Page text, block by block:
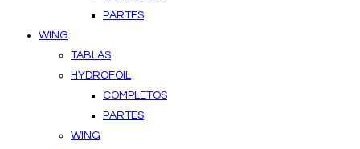
PARTES
WING
TABLAS
HYDROFOIL
COMPLETOS
PARTES
WING